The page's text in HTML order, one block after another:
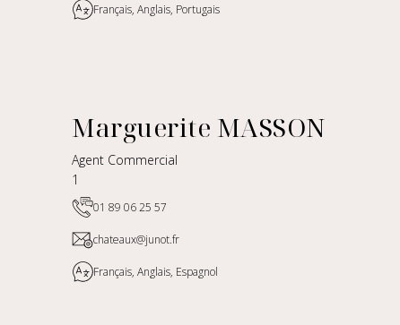
Français, Anglais, Portugais
Marguerite MASSON
Agent Commercial
1
01 89 06 25 57
chateaux@junot.fr
Français, Anglais, Espagnol